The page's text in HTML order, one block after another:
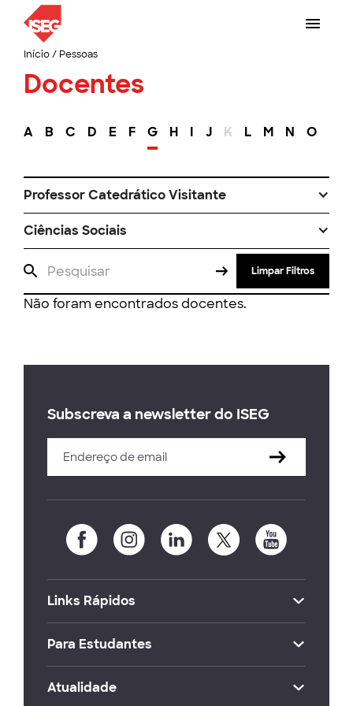
Início/ Pessoas
Docentes
A B C D E F G H I J K L M N O
Professor Catedrático Visitante
Ciências Sociais
Limpar Filtros
Não foram encontrados docentes.
Subscreva a newsletter do ISEG
Links Rápidos
Para Estudantes
Atualidade